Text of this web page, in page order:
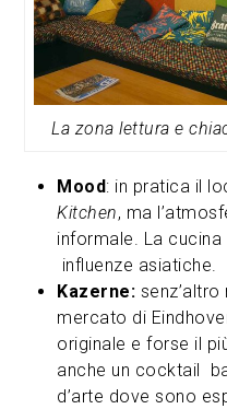
La zona lettura e
Mood: in pratica il
Kitchen, ma
informale. La
influenze asiatiche.
Kazerne:
mercato di
originale e forse il
anche un cocktail
d’arte dove sono